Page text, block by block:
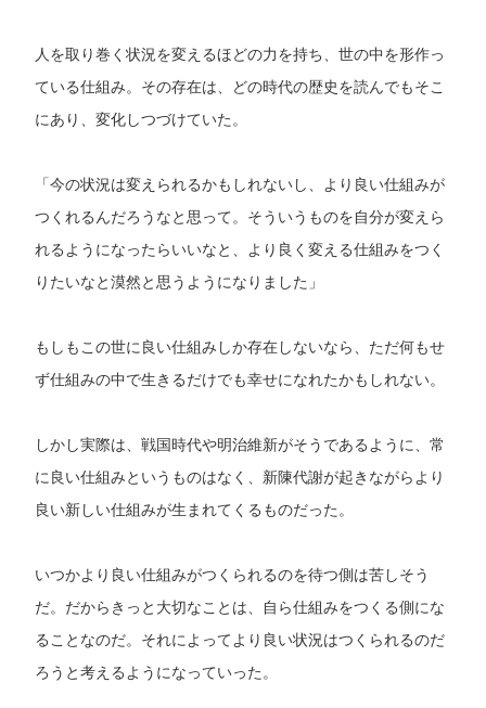
人を取り巻く状況を変えるほどの力を持ち、世の中を形作っ
ている仕組み。その存在は、どの時代の歴史を読んでもそこ
にあり、変化しつづけていた。
「今の状況は変えられるかもしれないし、より良い仕組みが
つくれるんだろうなと思って。そういうものを自分が変えら
れるようになったらいいなと、より良く変える仕組みをつく
りたいなと漠然と思うようになりました」
もしもこの世に良い仕組みしか存在しないなら、ただ何もせ
ず仕組みの中で生きるだけでも幸せになれたかもしれない。
しかし実際は、戦国時代や明治維新がそうであるように、常
に良い仕組みというものはなく、新陳代謝が起きながらより
良い新しい仕組みが生まれてくるものだった。
いつかより良い仕組みがつくられるのを待つ側は苦しそう
だ。だからきっと大切なことは、自ら仕組みをつくる側にな
ることなのだ。それによってより良い状況はつくられるのだ
ろうと考えるようになっていった。